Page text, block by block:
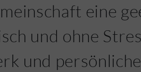
eine
und ohne
und